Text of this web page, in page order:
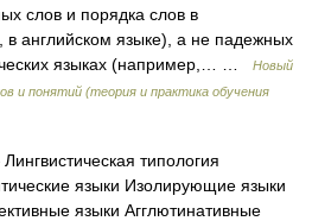
слов и порядка слов в
английском языке), а не падежных
языках (например,… …
Новый
и понятий (теория и практика обучения
типология
языки Изолирующие языки
языки Агглютинативные